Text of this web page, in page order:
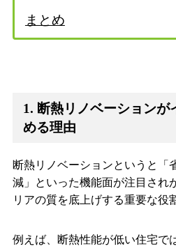
まとめ
1. 断熱リノベーションが
める理由
断熱リノベーションというと「
減」といった機能面が注目され
リアの質を底上げする重要な役
例えば、断熱性能が低い住宅で